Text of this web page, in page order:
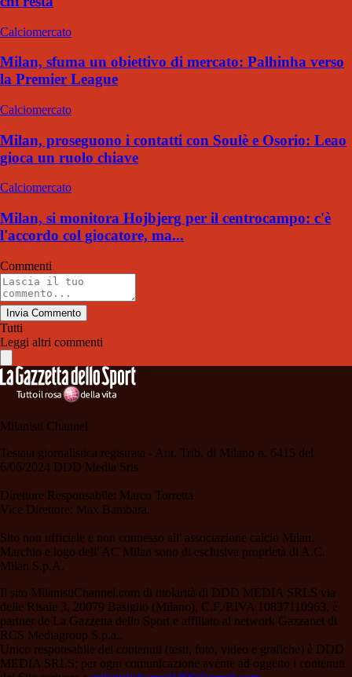
Calciomercato
Milan, sfuma un obiettivo di mercato: Palhinha verso
la Premier League
Calciomercato
Milan, proseguono i contatti con Soulè e Osorio: Leao
gioca un ruolo chiave
Calciomercato
Milan, si monitora Hojbjerg per il centrocampo: c'è
l'accordo col giocatore, ma...
Commenti
Invia Commento
Tutti
Leggi altri commenti
Milanisti Channel
Testata giornalistica registrata - Aut. Trib. di Milano n. 6415 del
6/06/2024 DDD Media Srls
Direttore Responsabile: Marco Torretta
Vice Direttore: Max Bambara.
Sito non ufficiale e non connesso all' associazione calcio Milan.
Marchio e logo dell' AC Milan sono di esclusiva proprietà di A.C.
Milan S.p.A.
Il sito MilanistiChannel.com di titolarità di DDD MEDIA SRLS via
delle Risaie 3, 20079 Basiglio (Milano), C.F./P.IVA 10837110963, è
partner de La Gazzetta dello Sport e affiliato al network Gazzanet di
RCS Mediagroup S.p.a..
Unico responsabile dei contenuti (testi, foto, video e grafiche) è DDD
MEDIA SRLS; per ogni comunicazione avente ad oggetto i contenuti